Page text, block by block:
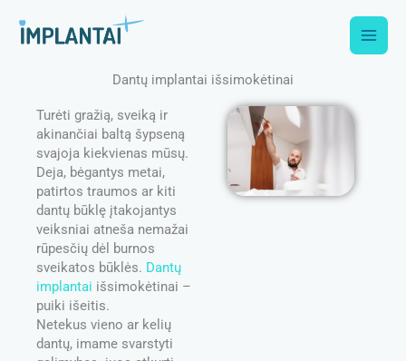
content
Dantų implantai išsimokėtinai
Turėti gražią, sveiką ir
akinančiai baltą šypseną
svajoja kiekvienas mūsų.
Deja, bėgantys metai,
patirtos traumos ar kiti
dantų būklę įtakojantys
veiksniai atneša nemažai
rūpesčių dėl burnos
sveikatos būklės. Dantų
implantai išsimokėtinai –
puiki išeitis.
Netekus vieno ar kelių
dantų, imame svarstyti